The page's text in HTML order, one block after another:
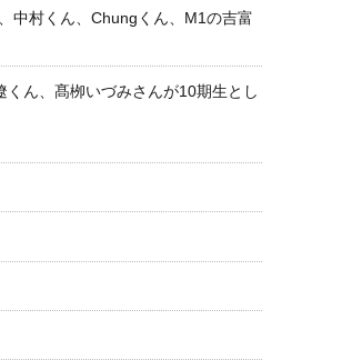
中村くん、Chungくん、M1の吉富
ん、髙栁いづみさんが10期生とし